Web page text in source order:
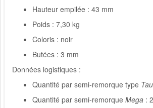
Hauteur empilée : 43 mm
Poids : 7,30 kg
Coloris : noir
Butées : 3 mm
Données logistiques :
Quantité par semi-remorque type
Quantité par semi-remorque Mega :